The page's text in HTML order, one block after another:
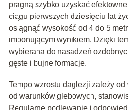
pragną szybko uzyskać
ciągu pierwszych dziesięciu lat
osiągnąć wysokość od 4 do 5
imponującym wynikiem. Dzięki
wybierana do nasadzeń
gęste i bujne formacje.
Tempo wzrostu daglezji zależy
od warunków glebowych,
Regularne podlewanie i